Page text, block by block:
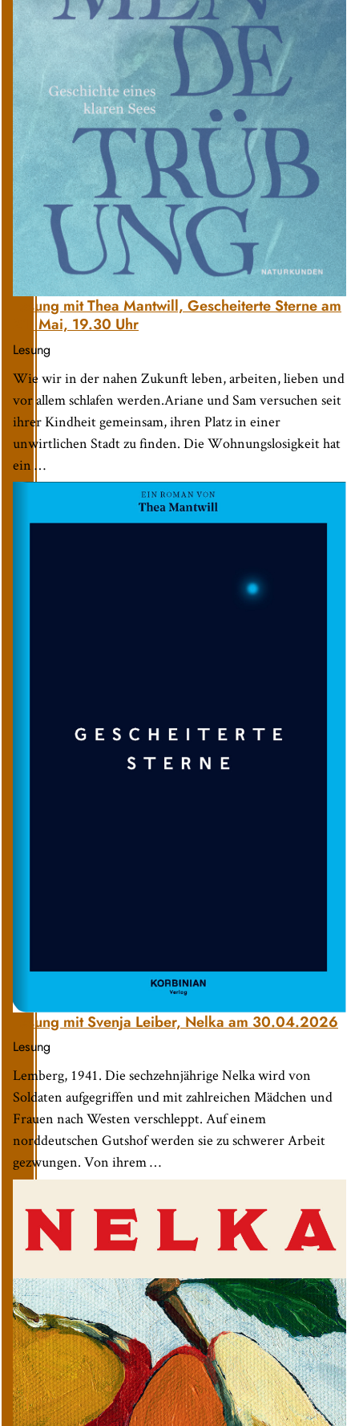
Lesung mit Thea Mantwill, Gescheiterte Sterne am
21. Mai, 19.30 Uhr
Lesung
Wie wir in der nahen Zukunft leben, arbeiten, lieben und
vor allem schlafen werden.Ariane und Sam versuchen seit
ihrer Kindheit gemeinsam, ihren Platz in einer
unwirtlichen Stadt zu finden. Die Wohnungslosigkeit hat
ein …
Lesung mit Svenja Leiber, Nelka am 30.04.2026
Lesung
Lemberg, 1941. Die sechzehnjährige Nelka wird von
Soldaten aufgegriffen und mit zahlreichen Mädchen und
Frauen nach Westen verschleppt. Auf einem
norddeutschen Gutshof werden sie zu schwerer Arbeit
gezwungen. Von ihrem …